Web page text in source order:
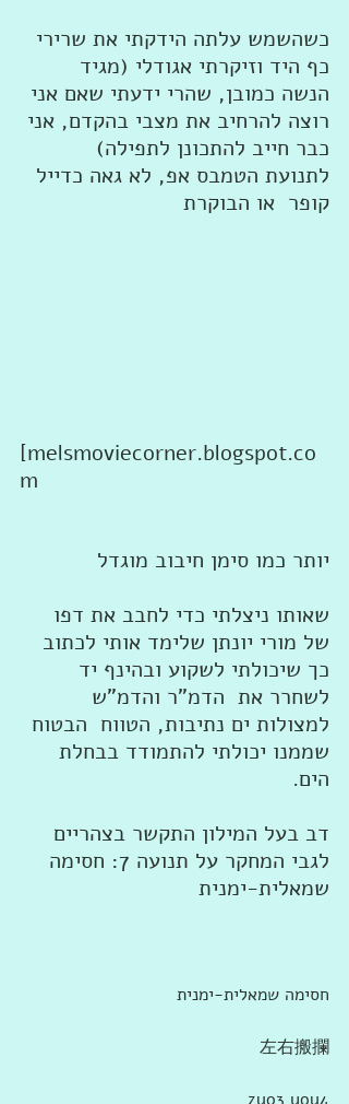
כשהשמש עלתה הידקתי את שרירי
כף היד וזיקרתי אגודלי (מגיד
הנשה כמובן, שהרי ידעתי שאם אני
רוצה להרחיב את מצבי בהקדם, אני
כבר חייב להתכונן לתפילה)
לתנועת הטמבס אפ, לא גאה כדייל
קופר  או הבוקרת
[melsmoviecorner.blogspot.co
m
יותר כמו סימן חיבוב מוגדל
שאותו ניצלתי כדי לחבב את דפו
של מורי יונתן שלימד אותי לכתוב
כך שיכולתי לשקוע ובהינף יד
לשחרר את  הדמ"ר והדמ"ש
למצולות ים נתיבות, הטווח  הבטוח
שממנו יכולתי להתמודד בבחלת
הים.
דב בעל המילון התקשר בצהריים
לגבי המחקר על תנועה 7: חסימה
שמאלית-ימנית
חסימה שמאלית-ימנית
左右搬攔